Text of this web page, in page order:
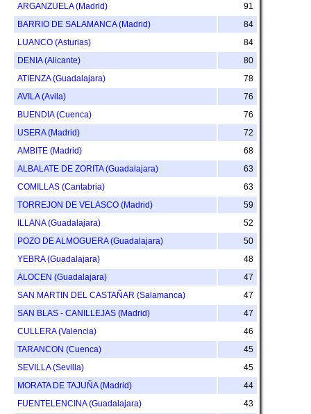
ARGANZUELA (Madrid)
91
BARRIO DE SALAMANCA (Madrid)
84
LUANCO (Asturias)
84
DENIA (Alicante)
80
ATIENZA (Guadalajara)
78
AVILA (Avila)
76
BUENDIA (Cuenca)
76
USERA (Madrid)
72
AMBITE (Madrid)
68
ALBALATE DE ZORITA (Guadalajara)
63
COMILLAS (Cantabria)
63
TORREJON DE VELASCO (Madrid)
59
ILLANA (Guadalajara)
52
POZO DE ALMOGUERA (Guadalajara)
50
YEBRA (Guadalajara)
48
ALOCEN (Guadalajara)
47
SAN MARTIN DEL CASTAÑAR (Salamanca)
47
SAN BLAS - CANILLEJAS (Madrid)
47
CULLERA (Valencia)
46
TARANCON (Cuenca)
45
SEVILLA (Sevilla)
45
MORATA DE TAJUÑA (Madrid)
44
FUENTELENCINA (Guadalajara)
43